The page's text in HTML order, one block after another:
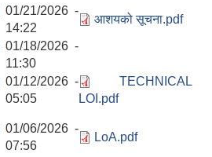
01/21/2026 -
14:22
आशयको सूचना.pdf
01/18/2026 -
11:30
01/12/2026 -
05:05
TECHNICAL
LOI.pdf
01/06/2026 -
07:56
LoA.pdf